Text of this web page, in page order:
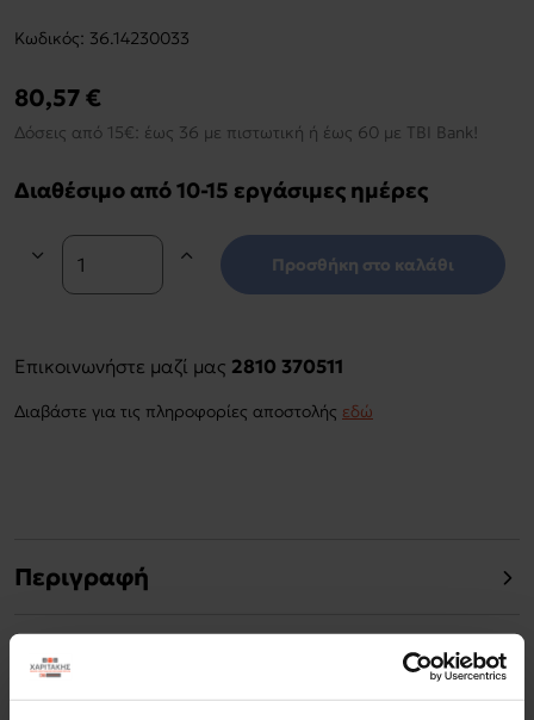
Kωδικός: 36.14230033
80,57 €
Δόσεις από 15€: έως 36 με πιστωτική ή έως 60 με TBI Bank!
Διαθέσιμο από 10-15 εργάσιμες ημέρες
Προσθήκη στο καλάθι
Επικοινωνήστε μαζί μας 2810 370511
Διαβάστε για τις πληροφορίες αποστολής εδώ
Περιγραφή
Χαρακτηριστικά